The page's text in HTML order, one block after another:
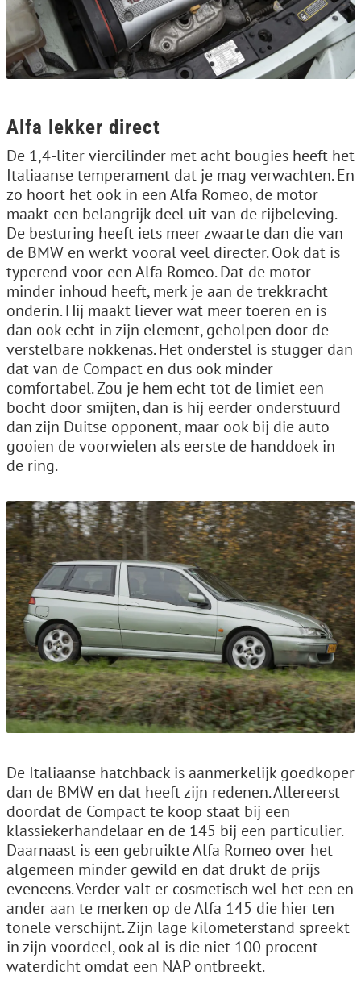
Alfa lekker direct
De 1,4-liter viercilinder met acht bougies heeft het
Italiaanse temperament dat je mag verwachten. En
zo hoort het ook in een Alfa Romeo, de motor
maakt een belangrijk deel uit van de rijbeleving.
De besturing heeft iets meer zwaarte dan die van
de BMW en werkt vooral veel directer. Ook dat is
typerend voor een Alfa Romeo. Dat de motor
minder inhoud heeft, merk je aan de trekkracht
onderin. Hij maakt liever wat meer toeren en is
dan ook echt in zijn element, geholpen door de
verstelbare nokkenas. Het onderstel is stugger dan
dat van de Compact en dus ook minder
comfortabel. Zou je hem echt tot de limiet een
bocht door smijten, dan is hij eerder onderstuurd
dan zijn Duitse opponent, maar ook bij die auto
gooien de voorwielen als eerste de handdoek in
de ring.
De Italiaanse hatchback is aanmerkelijk goedkoper
dan de BMW en dat heeft zijn redenen. Allereerst
doordat de Compact te koop staat bij een
klassiekerhandelaar en de 145 bij een particulier.
Daarnaast is een gebruikte Alfa Romeo over het
algemeen minder gewild en dat drukt de prijs
eveneens. Verder valt er cosmetisch wel het een en
ander aan te merken op de Alfa 145 die hier ten
tonele verschijnt. Zijn lage kilometerstand spreekt
in zijn voordeel, ook al is die niet 100 procent
waterdicht omdat een NAP ontbreekt.